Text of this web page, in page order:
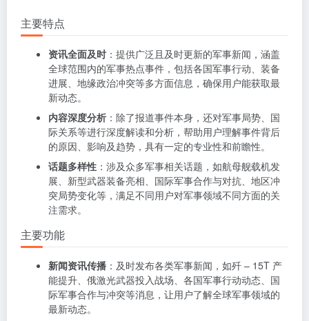
主要特点
资讯全面及时 ：提供广泛且及时更新的军事新闻，涵盖
全球范围内的军事热点事件，包括各国军事行动、装备
进展、地缘政治冲突等多方面信息，确保用户能获取最
新动态。
内容深度分析 ：除了报道事件本身，还对军事局势、国
际关系等进行深度解读和分析，帮助用户理解事件背后
的原因、影响及趋势，具有一定的专业性和前瞻性。
话题多样性 ：涉及众多军事相关话题，如航母舰载机发
展、新型武器装备亮相、国际军事合作与对抗、地区冲
突局势变化等，满足不同用户对军事领域不同方面的关
注需求。
主要功能
新闻资讯传播 ：及时发布各类军事新闻，如歼 – 15T 产
能提升、俄激光武器投入战场、各国军事行动动态、国
际军事合作与冲突等消息，让用户了解全球军事领域的
最新动态。